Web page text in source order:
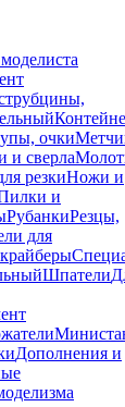
очки
и сверла
резкиНожи и
и
РубанкиРезцы,
для
Шпатели
Дополнения и